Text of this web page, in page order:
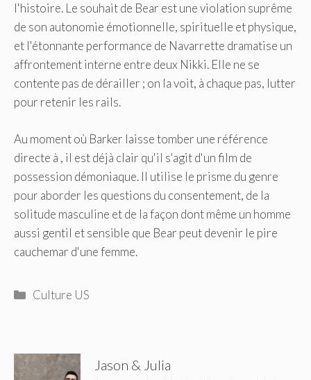
l'histoire. Le souhait de Bear est une violation suprême
de son autonomie émotionnelle, spirituelle et physique,
et l'étonnante performance de Navarrette dramatise un
affrontement interne entre deux Nikki. Elle ne se
contente pas de dérailler ; on la voit, à chaque pas, lutter
pour retenir les rails.
Au moment où Barker laisse tomber une référence
directe à , il est déjà clair qu'il s'agit d'un film de
possession démoniaque. Il utilise le prisme du genre
pour aborder les questions du consentement, de la
solitude masculine et de la façon dont même un homme
aussi gentil et sensible que Bear peut devenir le pire
cauchemar d'une femme.
Catégories
Culture US
Jason & Julia